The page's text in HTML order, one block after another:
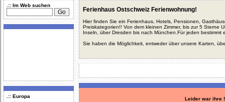
.:: Im Web suchen
.:: Europa
Ferienhaus Ostschweiz Ferienwohnung!
Hier finden Sie ein Ferienhaus, Hotels, Pensionen,
Preiskategorien!! Von dem kleinen Zimmer, bis zur 5 Sterne
Inseln, über Dresden bis nach München.Für jeden bestimmt
Sie haben die Möglichkeit, entweder über unsere Karten,
Leider war ihre